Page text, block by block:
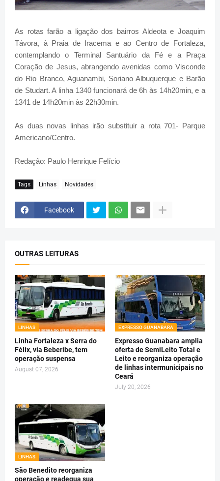
As rotas farão a ligação dos bairros Aldeota e Joaquim
Távora, à Praia de Iracema e ao Centro de Fortaleza,
contemplando o Terminal Santuário da Fé e a Praça
Coração de Jesus, abrangendo avenidas como Visconde
do Rio Branco, Aguanambi, Soriano Albuquerque e Barão
de Studart. A linha 1340 funcionará de 6h às 14h20min, e a
1341 de 14h20min às 22h30min.
As duas novas linhas irão substituir a rota 701- Parque
Americano/Centro.
Redação: Paulo Henrique Felício
Tags Linhas Novidades
Facebook
OUTRAS LEITURAS
LINHAS
Linha Fortaleza x Serra do
Félix, via Beberibe, tem
operação suspensa
August 07, 2026
EXPRESSO GUANABARA
Expresso Guanabara amplia
oferta de SemiLeito Total e
Leito e reorganiza operação
de linhas intermunicipais no
Ceará
July 20, 2026
LINHAS
São Benedito reorganiza
operação e readequa sua